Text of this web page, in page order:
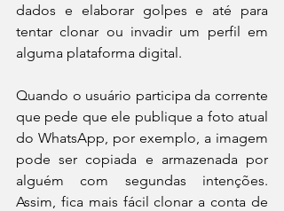
dados e elaborar golpes e até para
tentar clonar ou invadir um perfil em
alguma plataforma digital.
Quando o usuário participa da corrente
que pede que ele publique a foto atual
do WhatsApp, por exemplo, a imagem
pode ser copiada e armazenada por
alguém com segundas intenções.
Assim, fica mais fácil clonar a conta de